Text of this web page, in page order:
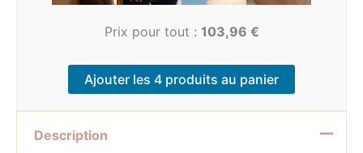
Prix pour tout : 103,96 €
Ajouter les 4 produits au panier
Description